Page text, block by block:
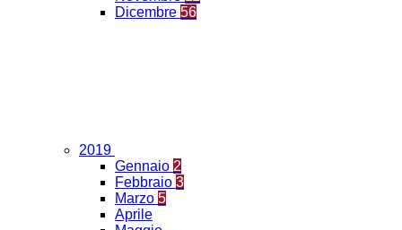
Dicembre 56
2019
Gennaio 2
Febbraio 3
Marzo 5
Aprile